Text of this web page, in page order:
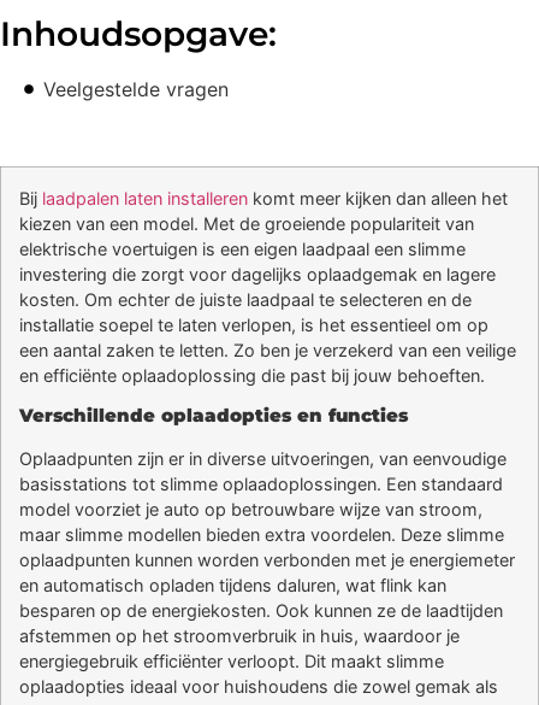
Inhoudsopgave:
Veelgestelde vragen
Bij laadpalen laten installeren komt meer kijken dan alleen het
kiezen van een model. Met de groeiende populariteit van
elektrische voertuigen is een eigen laadpaal een slimme
investering die zorgt voor dagelijks oplaadgemak en lagere
kosten. Om echter de juiste laadpaal te selecteren en de
installatie soepel te laten verlopen, is het essentieel om op
een aantal zaken te letten. Zo ben je verzekerd van een veilige
en efficiënte oplaadoplossing die past bij jouw behoeften.
Verschillende oplaadopties en functies
Oplaadpunten zijn er in diverse uitvoeringen, van eenvoudige
basisstations tot slimme oplaadoplossingen. Een standaard
model voorziet je auto op betrouwbare wijze van stroom,
maar slimme modellen bieden extra voordelen. Deze slimme
oplaadpunten kunnen worden verbonden met je energiemeter
en automatisch opladen tijdens daluren, wat flink kan
besparen op de energiekosten. Ook kunnen ze de laadtijden
afstemmen op het stroomverbruik in huis, waardoor je
energiegebruik efficiënter verloopt. Dit maakt slimme
oplaadopties ideaal voor huishoudens die zowel gemak als